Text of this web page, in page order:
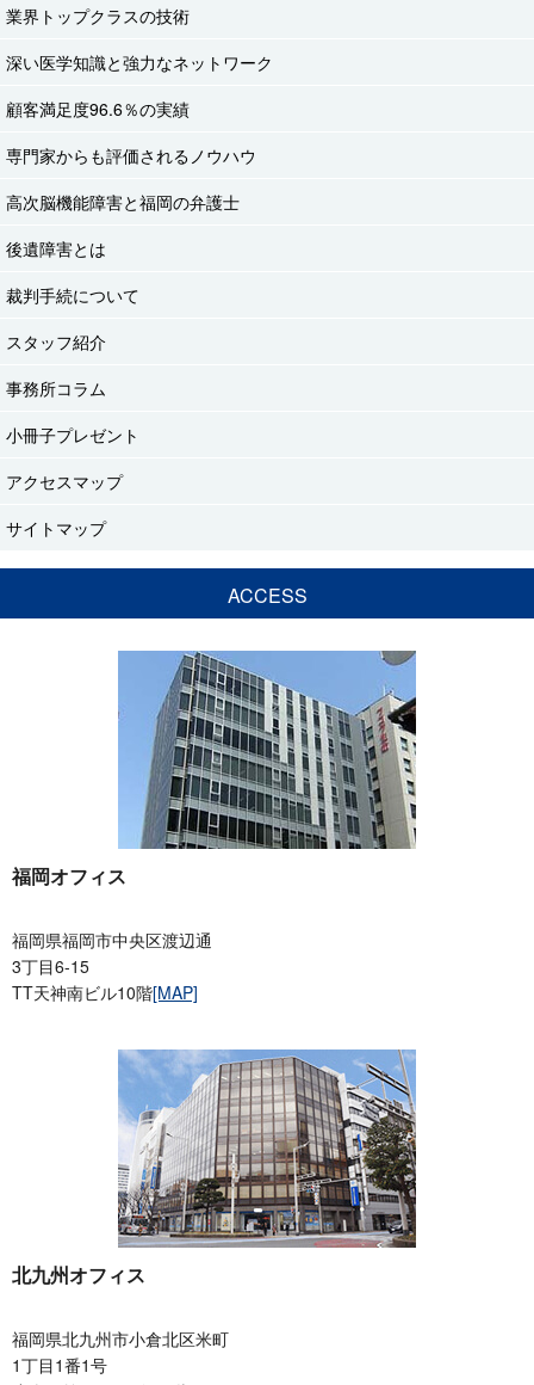
業界トップクラスの技術
深い医学知識と強力なネットワーク
顧客満足度96.6％の実績
専門家からも評価されるノウハウ
高次脳機能障害と福岡の弁護士
後遺障害とは
裁判手続について
スタッフ紹介
事務所コラム
小冊子プレゼント
アクセスマップ
サイトマップ
ACCESS
福岡オフィス
福岡県福岡市中央区渡辺通
3丁目6-15
TT天神南ビル10階[MAP]
北九州オフィス
福岡県北九州市小倉北区米町
1丁目1番1号